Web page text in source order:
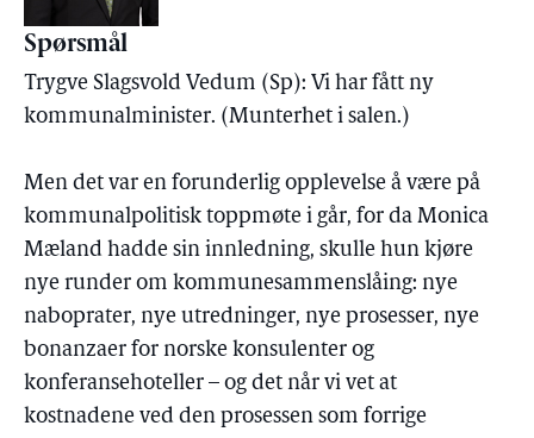
Spørsmål
Trygve Slagsvold Vedum (Sp): Vi har fått ny
kommunalminister. (Munterhet i salen.)
Men det var en forunderlig opplevelse å være på
kommunalpolitisk toppmøte i går, for da Monica
Mæland hadde sin innledning, skulle hun kjøre
nye runder om kommunesammenslåing: nye
naboprater, nye utredninger, nye prosesser, nye
bonanzaer for norske konsulenter og
konferansehoteller – og det når vi vet at
kostnadene ved den prosessen som forrige